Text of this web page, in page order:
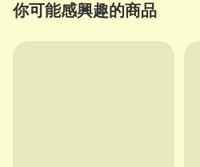
你可能感興趣的商品